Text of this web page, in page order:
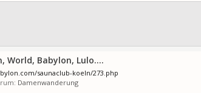
World, Babylon, Lulo....
saunaclub-koeln/273.php
Damenwanderung